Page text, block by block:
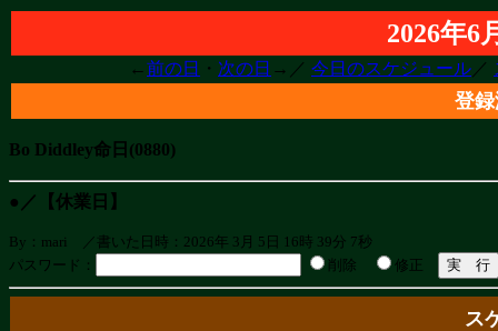
2026年
←前の日 ・ 次の日 →／ 今日のスケジュール ／
登
Bo Diddley命日(0880)
●／【休業日】
By：mari ／書いた日時：2026年 3月 5日 16時 39分 7秒
パスワード：
削除 修正
ス